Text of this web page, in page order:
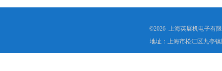
©2026 上海英展机电子有
地址：上海市松江区九亭镇